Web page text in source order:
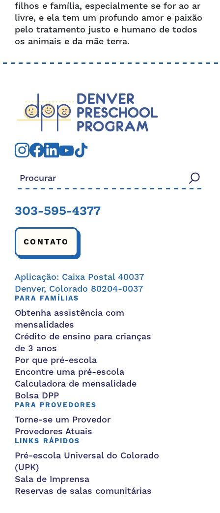
filhos e família, especialmente se for ao ar
livre, e ela tem um profundo amor e paixão
pelo tratamento justo e humano de todos
os animais e da mãe terra.
Procurar:
303-595-4377
CONTATO
Aplicação: Caixa Postal 40037
Denver, Colorado 80204-0037
PARA FAMÍLIAS
Obtenha assistência com
mensalidades
Crédito de ensino para crianças
de 3 anos
Por que pré-escola
Encontre uma pré-escola
Calculadora de mensalidade
Bolsa DPP
PARA PROVEDORES
Torne-se um Provedor
Provedores Atuais
LINKS RÁPIDOS
Pré-escola Universal do Colorado
(UPK)
Sala de Imprensa
Reservas de salas comunitárias